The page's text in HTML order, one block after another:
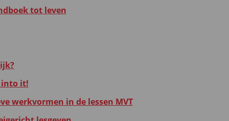
tot leven
into it!
werkvormen in de lessen MVT